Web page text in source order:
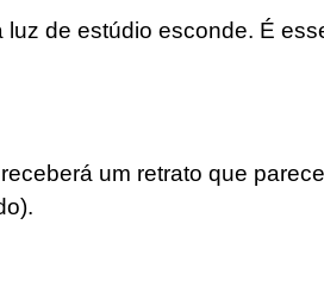
de estúdio esconde. É
um retrato que